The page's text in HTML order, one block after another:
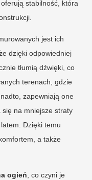
stabilność, która
jest ich
dzięki odpowiedniej
tłumią dźwięki, co
terenach, gdzie
zapewniają one
się na mniejsze straty
Dzięki temu
a także
ogień, co czyni je